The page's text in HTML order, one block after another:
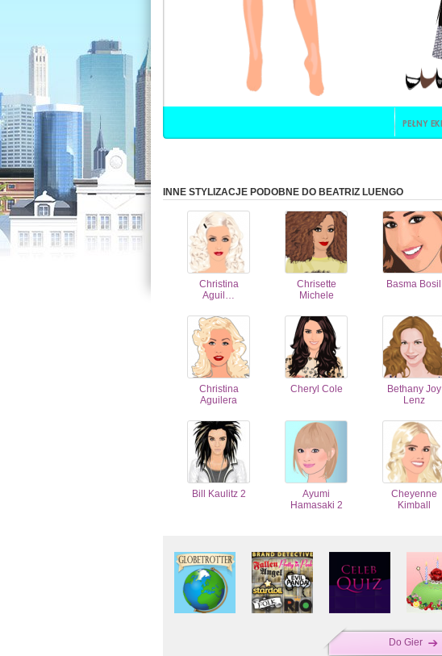
INNE STYLIZACJE PODOBNE DO BEATRIZ LUENGO
Christina
Aguil…
Chrisette
Michele
Basma Bosil
Christina
Aguilera
Cheryl Cole
Bethany Joy
Lenz
Bill Kaulitz 2
Ayumi
Hamasaki 2
Cheyenne
Kimball
Do Gier